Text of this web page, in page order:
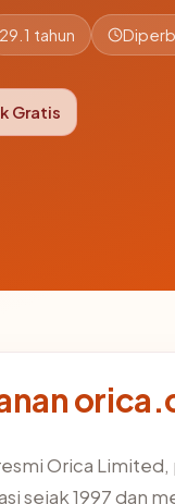
29.1 tahun
Gratis
Orica
sejak 1997 dan